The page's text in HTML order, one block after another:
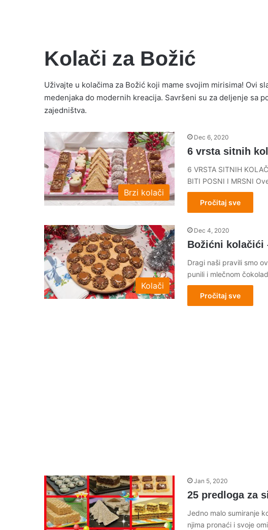
Kolači za Božić
Uživajte u kolačima za Božić koji mame svojim mirisima! Ovi
medenjaka do modernih kreacija. Savršeni su za deljenje sa
zajedništva.
Brzi kolači
Dec 6, 2020
6 vrsta sitnih
6 VRSTA SITNIH
BITI POSNI I MRSNI
Pročitaj sve
Kolači
Dec 4, 2020
Božićni kolačići
Dragi naši pravili smo
punili i mlečnom
Pročitaj sve
Jan 5, 2020
25 predloga za
Jedno malo sumiranje
njima pronaći i svoje